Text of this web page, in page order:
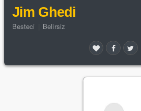
Jim Ghedi
Besteci Belirsiz